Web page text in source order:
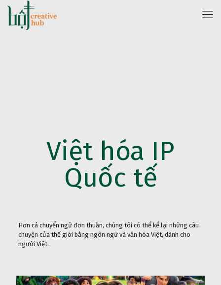
Việt hóa IP
Quốc tế
Hơn cả chuyển ngữ đơn thuần, chúng tôi có thể kể lại những câu
chuyện của thế giới bằng ngôn ngữ và văn hóa Việt, dành cho
người Việt.